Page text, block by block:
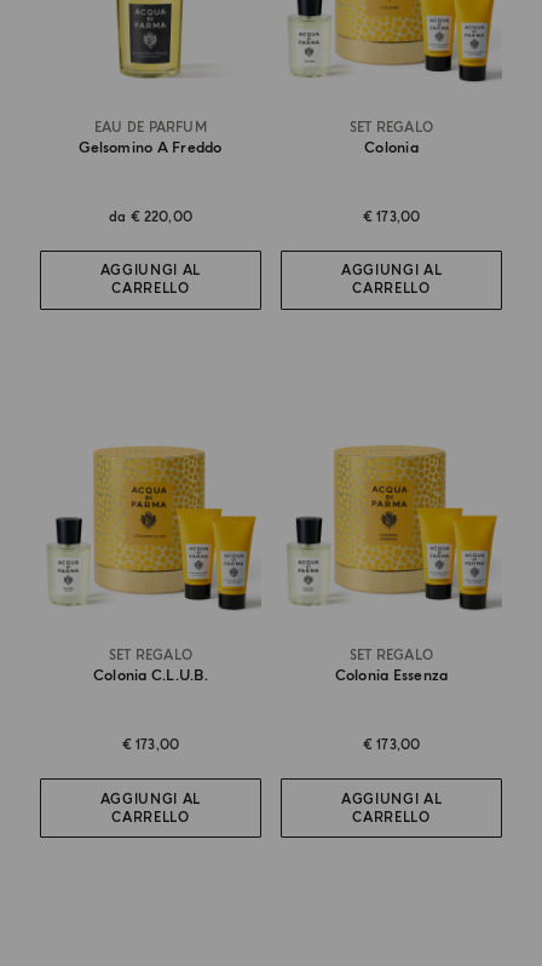
EAU DE PARFUM
Gelsomino A Freddo
da € 220,00
AGGIUNGI AL
CARRELLO
SET REGALO
Colonia
€ 173,00
AGGIUNGI AL
CARRELLO
SET REGALO
Colonia C.l.u.b.
€ 173,00
AGGIUNGI AL
CARRELLO
SET REGALO
Colonia Essenza
€ 173,00
AGGIUNGI AL
CARRELLO